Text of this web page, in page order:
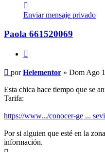
Helementor
Enviar mensaje privado
Paola 661520069
Mensaje
porHelementor » Dom Ago
Esta chica hace tiempo que se
Tarifa:
https://www.../conocer-ge ...
Por si alguien que esté en la
información.